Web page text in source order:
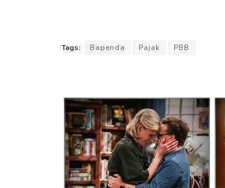
Tags: Bapenda Pajak PBB